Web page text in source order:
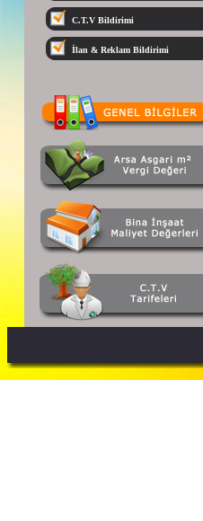
C.T.V Bildirimi
İlan & Reklam Bildirimi